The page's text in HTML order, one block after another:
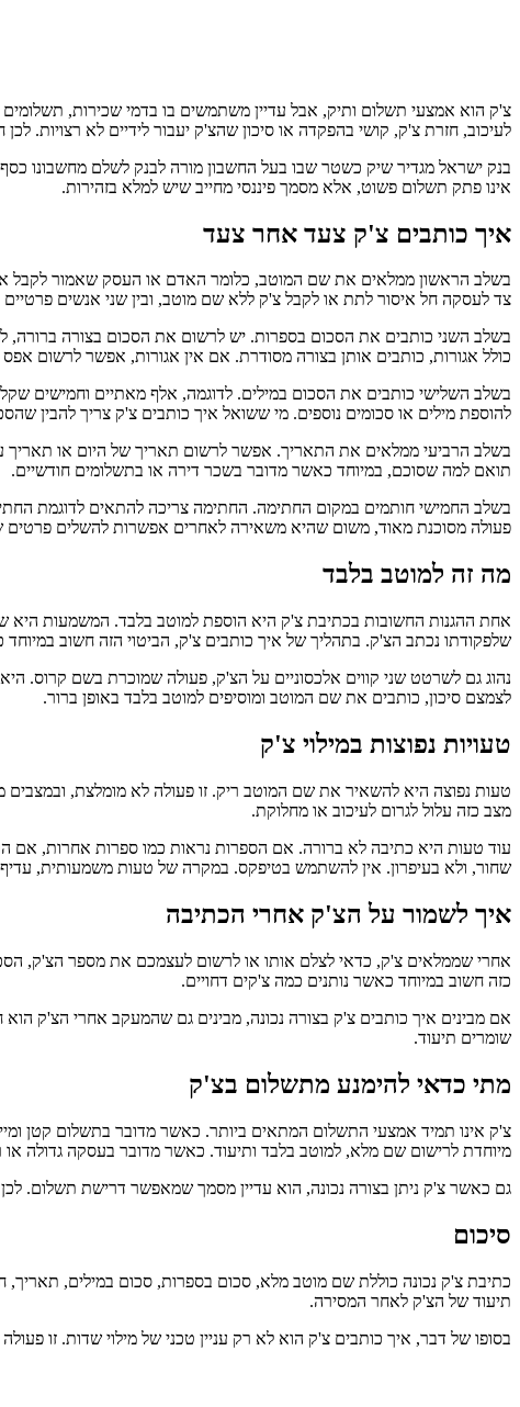
צ'ק הוא אמצעי תשלום ותיק, אבל עדיין משתמשים בו בדמי שכירות,
לעיכוב, חזרת צ'ק, קושי בהפקדה או סיכון שהצ'ק יעבור לידיים לא רצויות.
בנק ישראל מגדיר שיק כשטר שבו בעל החשבון מורה לבנק לשלם מחשבונו
אינו פתק תשלום פשוט, אלא מסמך פיננסי מחייב שיש למלא בזהירות.
איך כותבים צ'ק צעד אחר צעד
בשלב הראשון ממלאים את שם המוטב, כלומר האדם או העסק שאמור לקבל
צד לעסקה חל איסור לתת או לקבל צ'ק ללא שם מוטב, ובין שני אנשים פרטיים האיסור חל מעל 5,000 שקלים. כאשר לומדים איך כותבים צ'ק,
כולל אגורות, כותבים אותן בצורה מסודרת. אם אין אגורות, אפשר לרשום
בשלב השלישי כותבים את הסכום במילים. לדוגמה, אלף מאתיים וחמישים
להוספת מילים או סכומים נוספים. מי ששואל איך כותבים צ'ק צריך להבין
בשלב הרביעי ממלאים את התאריך. אפשר לרשום תאריך של היום או תאריך
תואם למה שסוכם, במיוחד כאשר מדובר בשכר דירה או בתשלומים חודשיים.
בשלב החמישי חותמים במקום החתימה. החתימה צריכה להתאים לדוגמת
פעולה מסוכנת מאוד, משום שהיא משאירה לאחרים אפשרות להשלים
מה זה למוטב בלבד
אחת ההגנות החשובות בכתיבת צ'ק היא הוספת למוטב בלבד. המשמעות היא
שלפקודתו נכתב הצ'ק. בתהליך של איך כותבים צ'ק, הביטוי הזה חשוב
נהוג גם לשרטט שני קווים אלכסוניים על הצ'ק, פעולה שמוכרת בשם קרוס.
לצמצם סיכון, כותבים את שם המוטב ומוסיפים למוטב בלבד באופן ברור.
טעויות נפוצות במילוי צ'ק
טעות נפוצה היא להשאיר את שם המוטב ריק. זו פעולה לא מומלצת, ובמצבים
מצב כזה עלול לגרום לעיכוב או מחלוקת.
עוד טעות היא כתיבה לא ברורה. אם הספרות נראות כמו ספרות אחרות, אם
שחור, ולא בעיפרון. אין להשתמש בטיפקס. במקרה של טעות משמעותית,
איך לשמור על הצ'ק אחרי הכתיבה
אחרי שממלאים צ'ק, כדאי לצלם אותו או לרשום לעצמכם את מספר הצ'ק,
כזה חשוב במיוחד כאשר נותנים כמה צ'קים דחויים.
אם מבינים איך כותבים צ'ק בצורה נכונה, מבינים גם שהמעקב אחרי הצ'ק
שומרים תיעוד.
מתי כדאי להימנע מתשלום בצ'ק
צ'ק אינו תמיד אמצעי התשלום המתאים ביותר. כאשר מדובר בתשלום קטן
מיוחדת לרישום שם מלא, למוטב בלבד ותיעוד. כאשר מדובר בעסקה גדולה
גם כאשר צ'ק ניתן בצורה נכונה, הוא עדיין מסמך שמאפשר דרישת תשלום.
סיכום
כתיבת צ'ק נכונה כוללת שם מוטב מלא, סכום בספרות, סכום במילים,
תיעוד של הצ'ק לאחר המסירה.
בסופו של דבר, איך כותבים צ'ק הוא לא רק עניין טכני של מילוי שדות. זו